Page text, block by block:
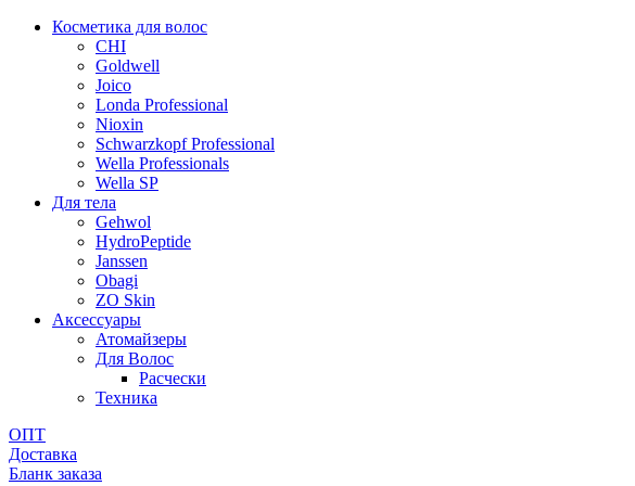
Косметика для волос
CHI
Goldwell
Joico
Londa Professional
Nioxin
Schwarzkopf Professional
Wella Professionals
Wella SP
Для тела
Gehwol
HydroPeptide
Janssen
Obagi
ZO Skin
Aксессуары
Атомайзеры
Для Волос
Расчески
Техника
ОПТ
Доставка
Бланк заказа